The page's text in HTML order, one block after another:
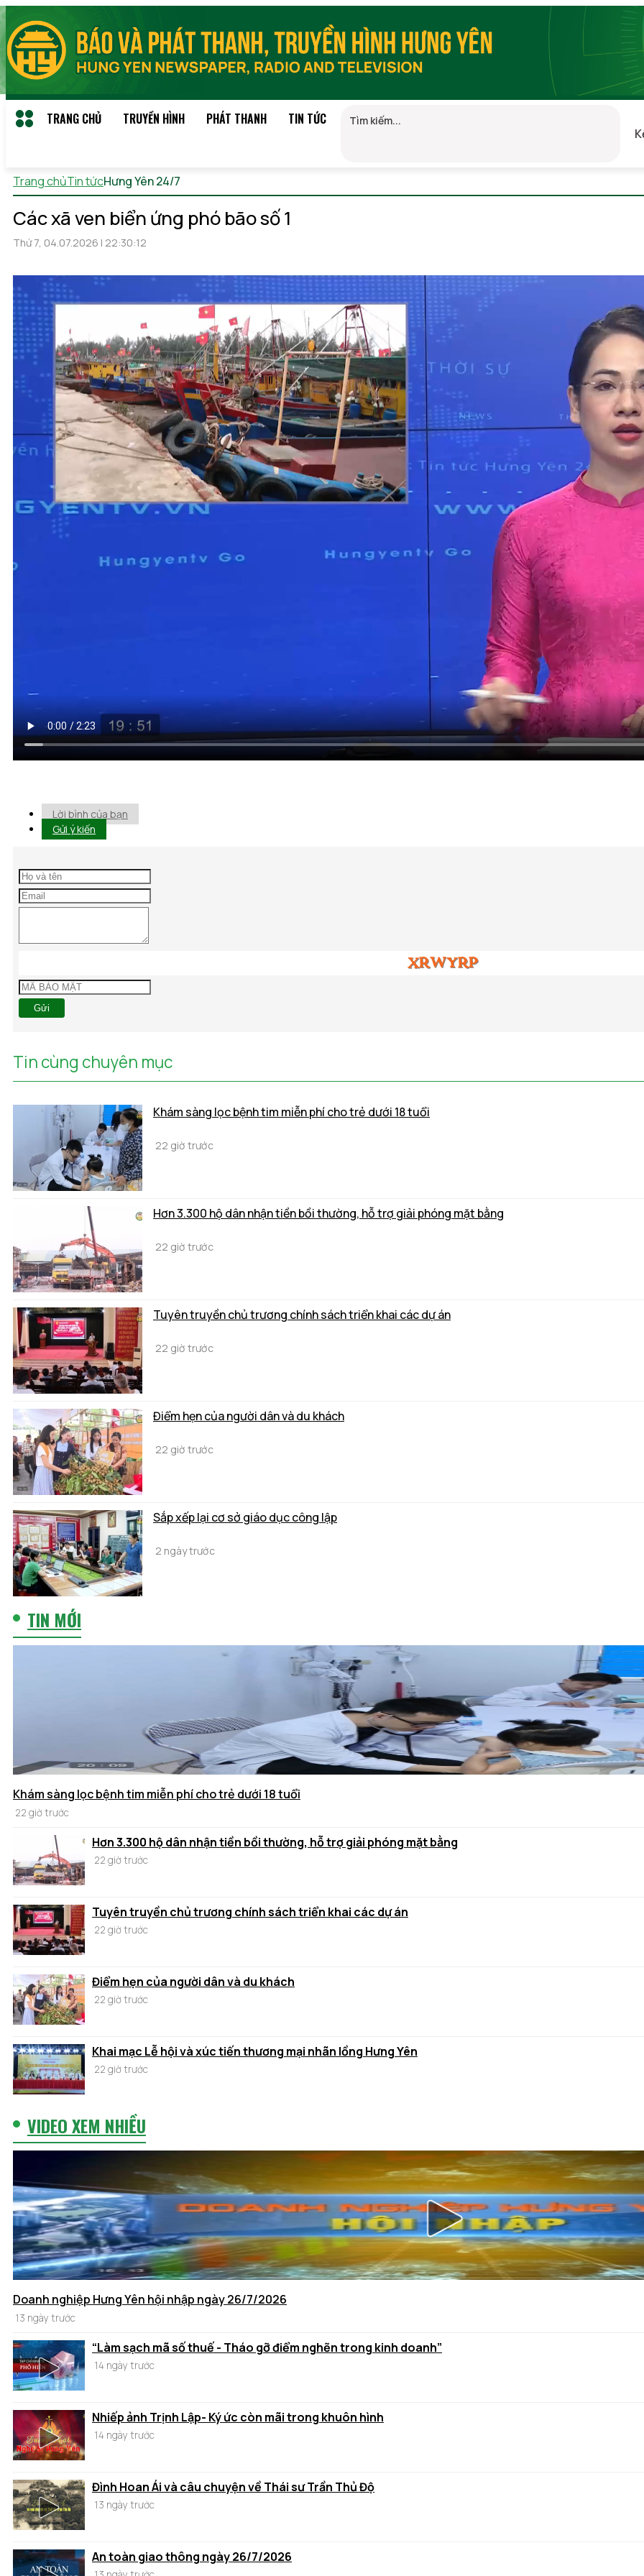
TRANG CHỦ TRUYỀN HÌNH PHÁT THANH TIN TỨC
Trang chủTin tứcHưng Yên 24/7
Các xã ven biển ứng phó bão số 1
Thứ 7, 04.07.2026 | 22:30:12
Lời bình của bạn
Gửi ý kiến
Gửi
Tin cùng chuyên mục
Khám sàng lọc bệnh tim miễn phí cho trẻ dưới 18 tuổi
22 giờ trước
Hơn 3.300 hộ dân nhận tiền bồi thường, hỗ trợ giải phóng mặt bằng
22 giờ trước
Tuyên truyền chủ trương chính sách triển khai các dự án
22 giờ trước
Điểm hẹn của người dân và du khách
22 giờ trước
Sắp xếp lại cơ sở giáo dục công lập
2 ngày trước
TIN MỚI
Khám sàng lọc bệnh tim miễn phí cho trẻ dưới 18 tuổi
22 giờ trước
Hơn 3.300 hộ dân nhận tiền bồi thường, hỗ trợ giải phóng mặt bằng
22 giờ trước
Tuyên truyền chủ trương chính sách triển khai các dự án
22 giờ trước
Điểm hẹn của người dân và du khách
22 giờ trước
Khai mạc Lễ hội và xúc tiến thương mại nhãn lồng Hưng Yên
22 giờ trước
VIDEO XEM NHIỀU
Doanh nghiệp Hưng Yên hội nhập ngày 26/7/2026
13 ngày trước
“Làm sạch mã số thuế - Tháo gỡ điểm nghẽn trong kinh doanh”
14 ngày trước
Nhiếp ảnh Trịnh Lập- Ký ức còn mãi trong khuôn hình
14 ngày trước
Đình Hoan Ái và câu chuyện về Thái sư Trần Thủ Độ
13 ngày trước
An toàn giao thông ngày 26/7/2026